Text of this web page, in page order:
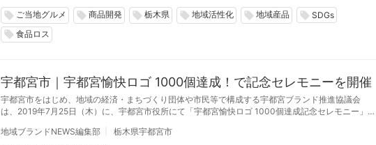
local_offer ご当地グルメ local_offer 商品開発 local_offer 栃木県 local_offer 地域活性化 local_offer 地域産品 local_offer SDGs
local_offer 食品ロス
宇都宮市｜宇都宮愉快ロゴ 1000個達成！で記念セレモニーを開催
宇都宮市をはじめ、地域の経済・まちづくり団体や市民等で構成する宇都宮ブランド推進協議会
は、2019年7月25日（木）に、宇都宮市役所にて「宇都宮愉快ロゴ 1000個達成記念セレモニー」を
地域ブランドNEWS編集部
栃木県宇都宮市